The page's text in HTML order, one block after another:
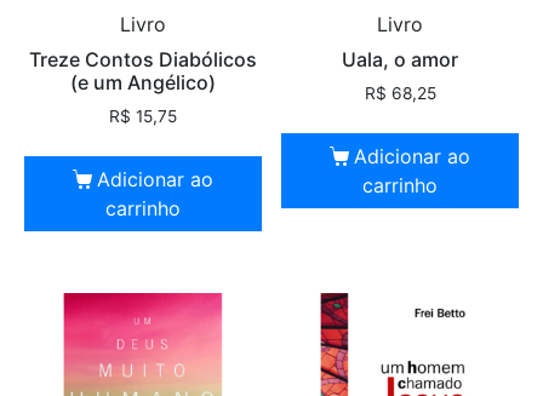
Livro
Treze Contos Diabólicos
(e um Angélico)
R$ 15,75
Adicionar ao
carrinho
Livro
Uala, o amor
R$ 68,25
Adicionar ao
carrinho